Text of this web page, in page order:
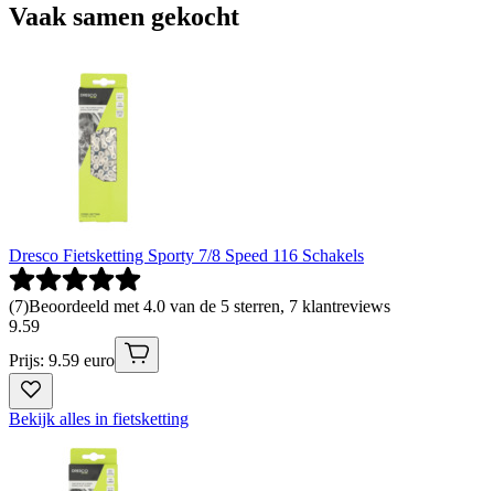
Vaak samen gekocht
Dresco Fietsketting Sporty 7/8 Speed 116 Schakels
(7)Beoordeeld met 4.0 van de 5 sterren, 7 klantreviews
9.59
Prijs: 9.59 euro
Bekijk alles in fietsketting